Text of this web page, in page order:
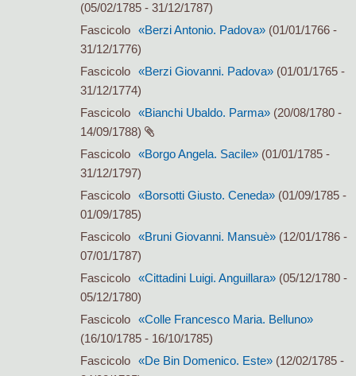
(05/02/1785 - 31/12/1787)
Fascicolo «Berzi Antonio. Padova»(01/01/1766 -
31/12/1776)
Fascicolo «Berzi Giovanni. Padova»(01/01/1765 -
31/12/1774)
Fascicolo «Bianchi Ubaldo. Parma»(20/08/1780 -
14/09/1788)
Fascicolo «Borgo Angela. Sacile»(01/01/1785 -
31/12/1797)
Fascicolo «Borsotti Giusto. Ceneda»(01/09/1785 -
01/09/1785)
Fascicolo «Bruni Giovanni. Mansuè»(12/01/1786 -
07/01/1787)
Fascicolo «Cittadini Luigi. Anguillara»(05/12/1780 -
05/12/1780)
Fascicolo «Colle Francesco Maria. Belluno»
(16/10/1785 - 16/10/1785)
Fascicolo «De Bin Domenico. Este»(12/02/1785 -